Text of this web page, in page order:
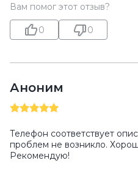
Вам помог этот отзыв?
0 0
Аноним
Телефон соответствует
проблем не возникло.
Рекомендую!